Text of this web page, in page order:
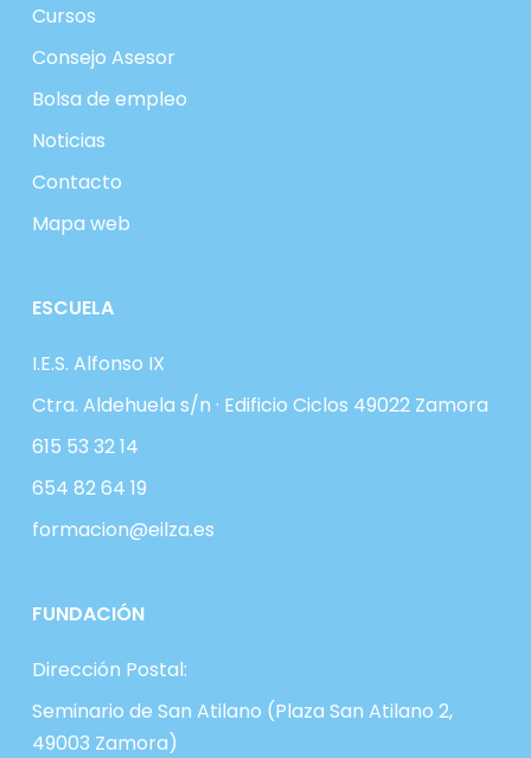
Cursos
Consejo Asesor
Bolsa de empleo
Noticias
Contacto
Mapa web
ESCUELA
I.E.S. Alfonso IX
Ctra. Aldehuela s/n · Edificio Ciclos 49022 Zamora
615 53 32 14
654 82 64 19
formacion@eilza.es
FUNDACIÓN
Dirección Postal:
Seminario de San Atilano (Plaza San Atilano 2,
49003 Zamora)